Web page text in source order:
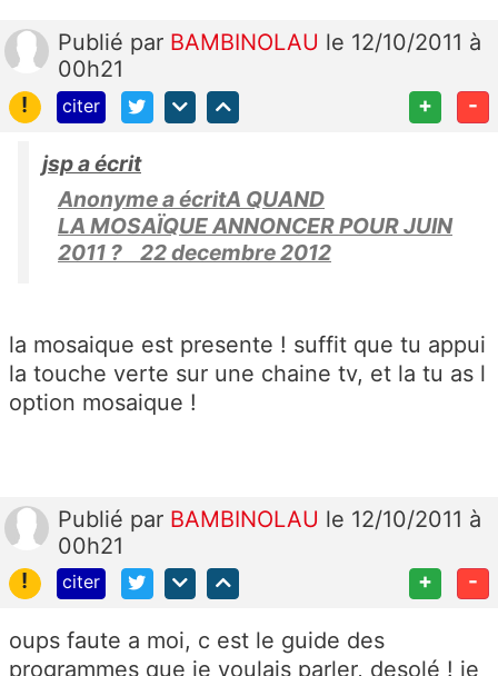
Publié par BAMBINOLAU le 12/10/2011 à
00h21
!
citer + -
jsp a écrit
Anonyme a écritA QUAND
LA MOSAÏQUE ANNONCER POUR JUIN
2011 ? 22 decembre 2012
la mosaique est presente ! suffit que tu appui
la touche verte sur une chaine tv, et la tu as l
option mosaique !
Publié par BAMBINOLAU le 12/10/2011 à
00h21
!
citer + -
oups faute a moi, c est le guide des
programmes que je voulais parler, desolé ! je